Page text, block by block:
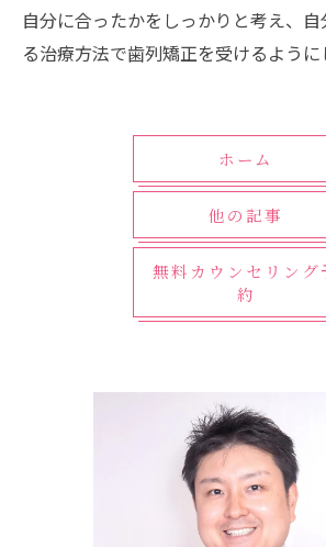
自分に合ったかをしっかりと考え、
る治療方法で歯列矯正を受けるように
ホーム
他の記事
無料カウンセリング
約